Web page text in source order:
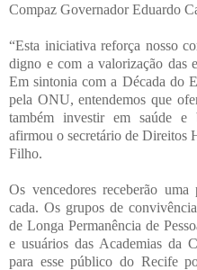
Compaz Governador Eduardo
“Esta iniciativa reforça nosso
digno e com a valorização das
Em sintonia com a Década do
pela ONU, entendemos que
também investir em saúde e
afirmou o secretário de Direitos
Filho.
Os vencedores receberão
cada. Os grupos de
de Longa Permanência de
e usuários das Academias da
para esse público do Recife